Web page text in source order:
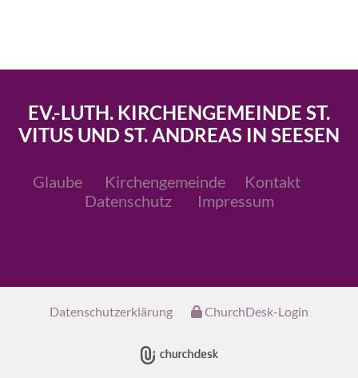
EV.-LUTH. KIRCHENGEMEINDE ST.
VITUS UND ST. ANDREAS IN SEESEN
Glaube Kirchengemeinde
Kontakt
Datenschutz
Impressum
Datenschutzerklärung ChurchDesk-Login